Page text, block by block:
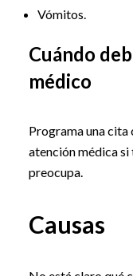
Vómitos.
Cuándo
médico
Programa una
atención médica si
preocupa.
Causas